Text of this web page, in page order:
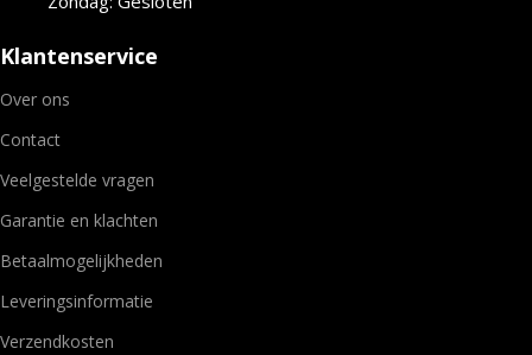
Klantenservice
Over ons
Contact
Veelgestelde vragen
Garantie en klachten
Betaalmogelijkheden
Leveringsinformatie
Verzendkosten